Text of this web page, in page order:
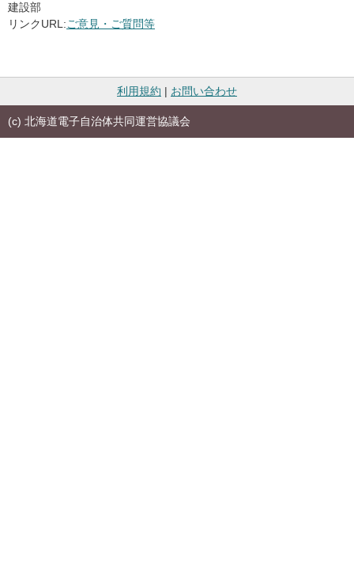
建設部
リンクURL:ご意見・ご質問等
利用規約 | お問い合わせ
(c) 北海道電子自治体共同運営協議会